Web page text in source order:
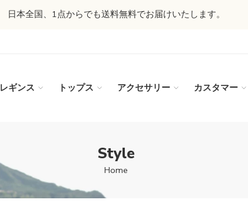
日本全国、1点からでも送料無料でお届けいたします。
レギンス トップス アクセサリー カスタマー
Style
Home